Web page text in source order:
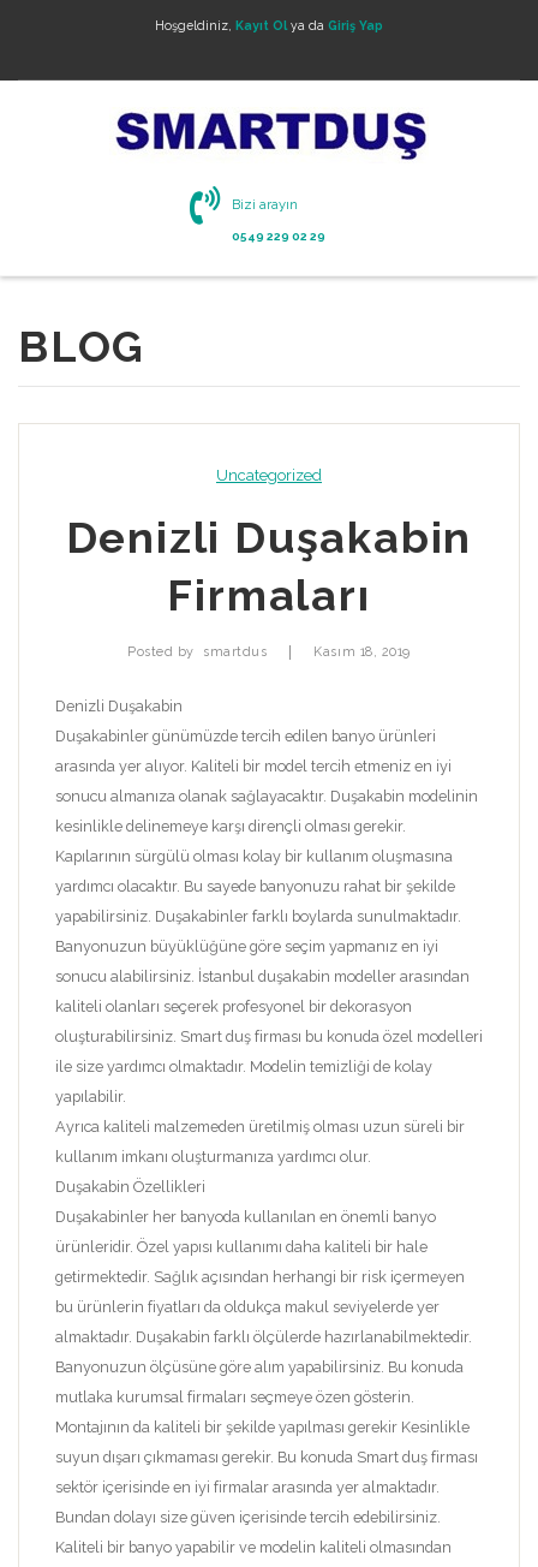
Hoşgeldiniz, Kayıt Ol ya da Giriş Yap
Bizi arayın
0549 229 02 29
BLOG
Uncategorized
Denizli Duşakabin
Firmaları
Posted by smartdus Kasım 18, 2019
Denizli Duşakabin
Duşakabinler günümüzde tercih edilen banyo ürünleri
arasında yer alıyor. Kaliteli bir model tercih etmeniz en iyi
sonucu almanıza olanak sağlayacaktır. Duşakabin modelinin
kesinlikle delinemeye karşı dirençli olması gerekir.
Kapılarının sürgülü olması kolay bir kullanım oluşmasına
yardımcı olacaktır. Bu sayede banyonuzu rahat bir şekilde
yapabilirsiniz. Duşakabinler farklı boylarda sunulmaktadır.
Banyonuzun büyüklüğüne göre seçim yapmanız en iyi
sonucu alabilirsiniz. İstanbul duşakabin modeller arasından
kaliteli olanları seçerek profesyonel bir dekorasyon
oluşturabilirsiniz. Smart duş firması bu konuda özel modelleri
ile size yardımcı olmaktadır. Modelin temizliği de kolay
yapılabilir.
Ayrıca kaliteli malzemeden üretilmiş olması uzun süreli bir
kullanım imkanı oluşturmanıza yardımcı olur.
Duşakabin Özellikleri
Duşakabinler her banyoda kullanılan en önemli banyo
ürünleridir. Özel yapısı kullanımı daha kaliteli bir hale
getirmektedir. Sağlık açısından herhangi bir risk içermeyen
bu ürünlerin fiyatları da oldukça makul seviyelerde yer
almaktadır. Duşakabin farklı ölçülerde hazırlanabilmektedir.
Banyonuzun ölçüsüne göre alım yapabilirsiniz. Bu konuda
mutlaka kurumsal firmaları seçmeye özen gösterin.
Montajının da kaliteli bir şekilde yapılması gerekir Kesinlikle
suyun dışarı çıkmaması gerekir. Bu konuda Smart duş firması
sektör içerisinde en iyi firmalar arasında yer almaktadır.
Bundan dolayı size güven içerisinde tercih edebilirsiniz.
Kaliteli bir banyo yapabilir ve modelin kaliteli olmasından